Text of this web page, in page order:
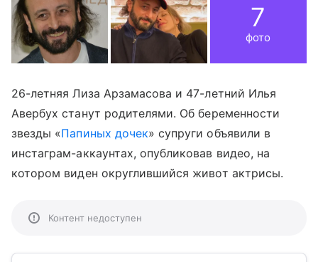
7
фото
26-летняя Лиза Арзамасова и 47-летний Илья
Авербух станут родителями. Об беременности
звезды «Папиных дочек» супруги объявили в
инстаграм-аккаунтах, опубликовав видео, на
котором виден округлившийся живот актрисы.
Контент недоступен